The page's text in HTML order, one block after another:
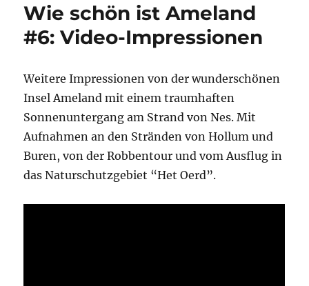
Wie schön ist Ameland
#6: Video-Impressionen
Weitere Impressionen von der wunderschönen
Insel Ameland mit einem traumhaften
Sonnenuntergang am Strand von Nes. Mit
Aufnahmen an den Stränden von Hollum und
Buren, von der Robbentour und vom Ausflug in
das Naturschutzgebiet “Het Oerd”.